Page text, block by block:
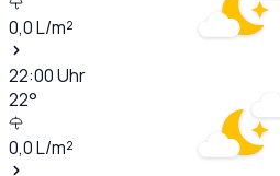
0,0L/m²
22:00Uhr
22°
0,0L/m²